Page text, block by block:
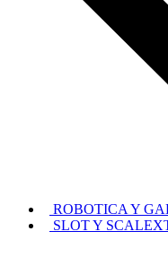
ROBOTICA Y
SLOT Y